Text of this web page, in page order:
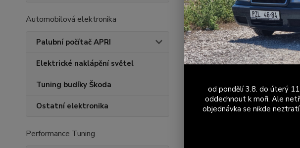
Automobilová elektronika
Palubní počítač APRI
Elektrické naklápění světel
Tuning budíky Škoda
Ostatní elektronika
Performance Tuning
Novinka
od pondělí 3.8. do úterý
oddechnout k moři. Ale
objednávka se nikde